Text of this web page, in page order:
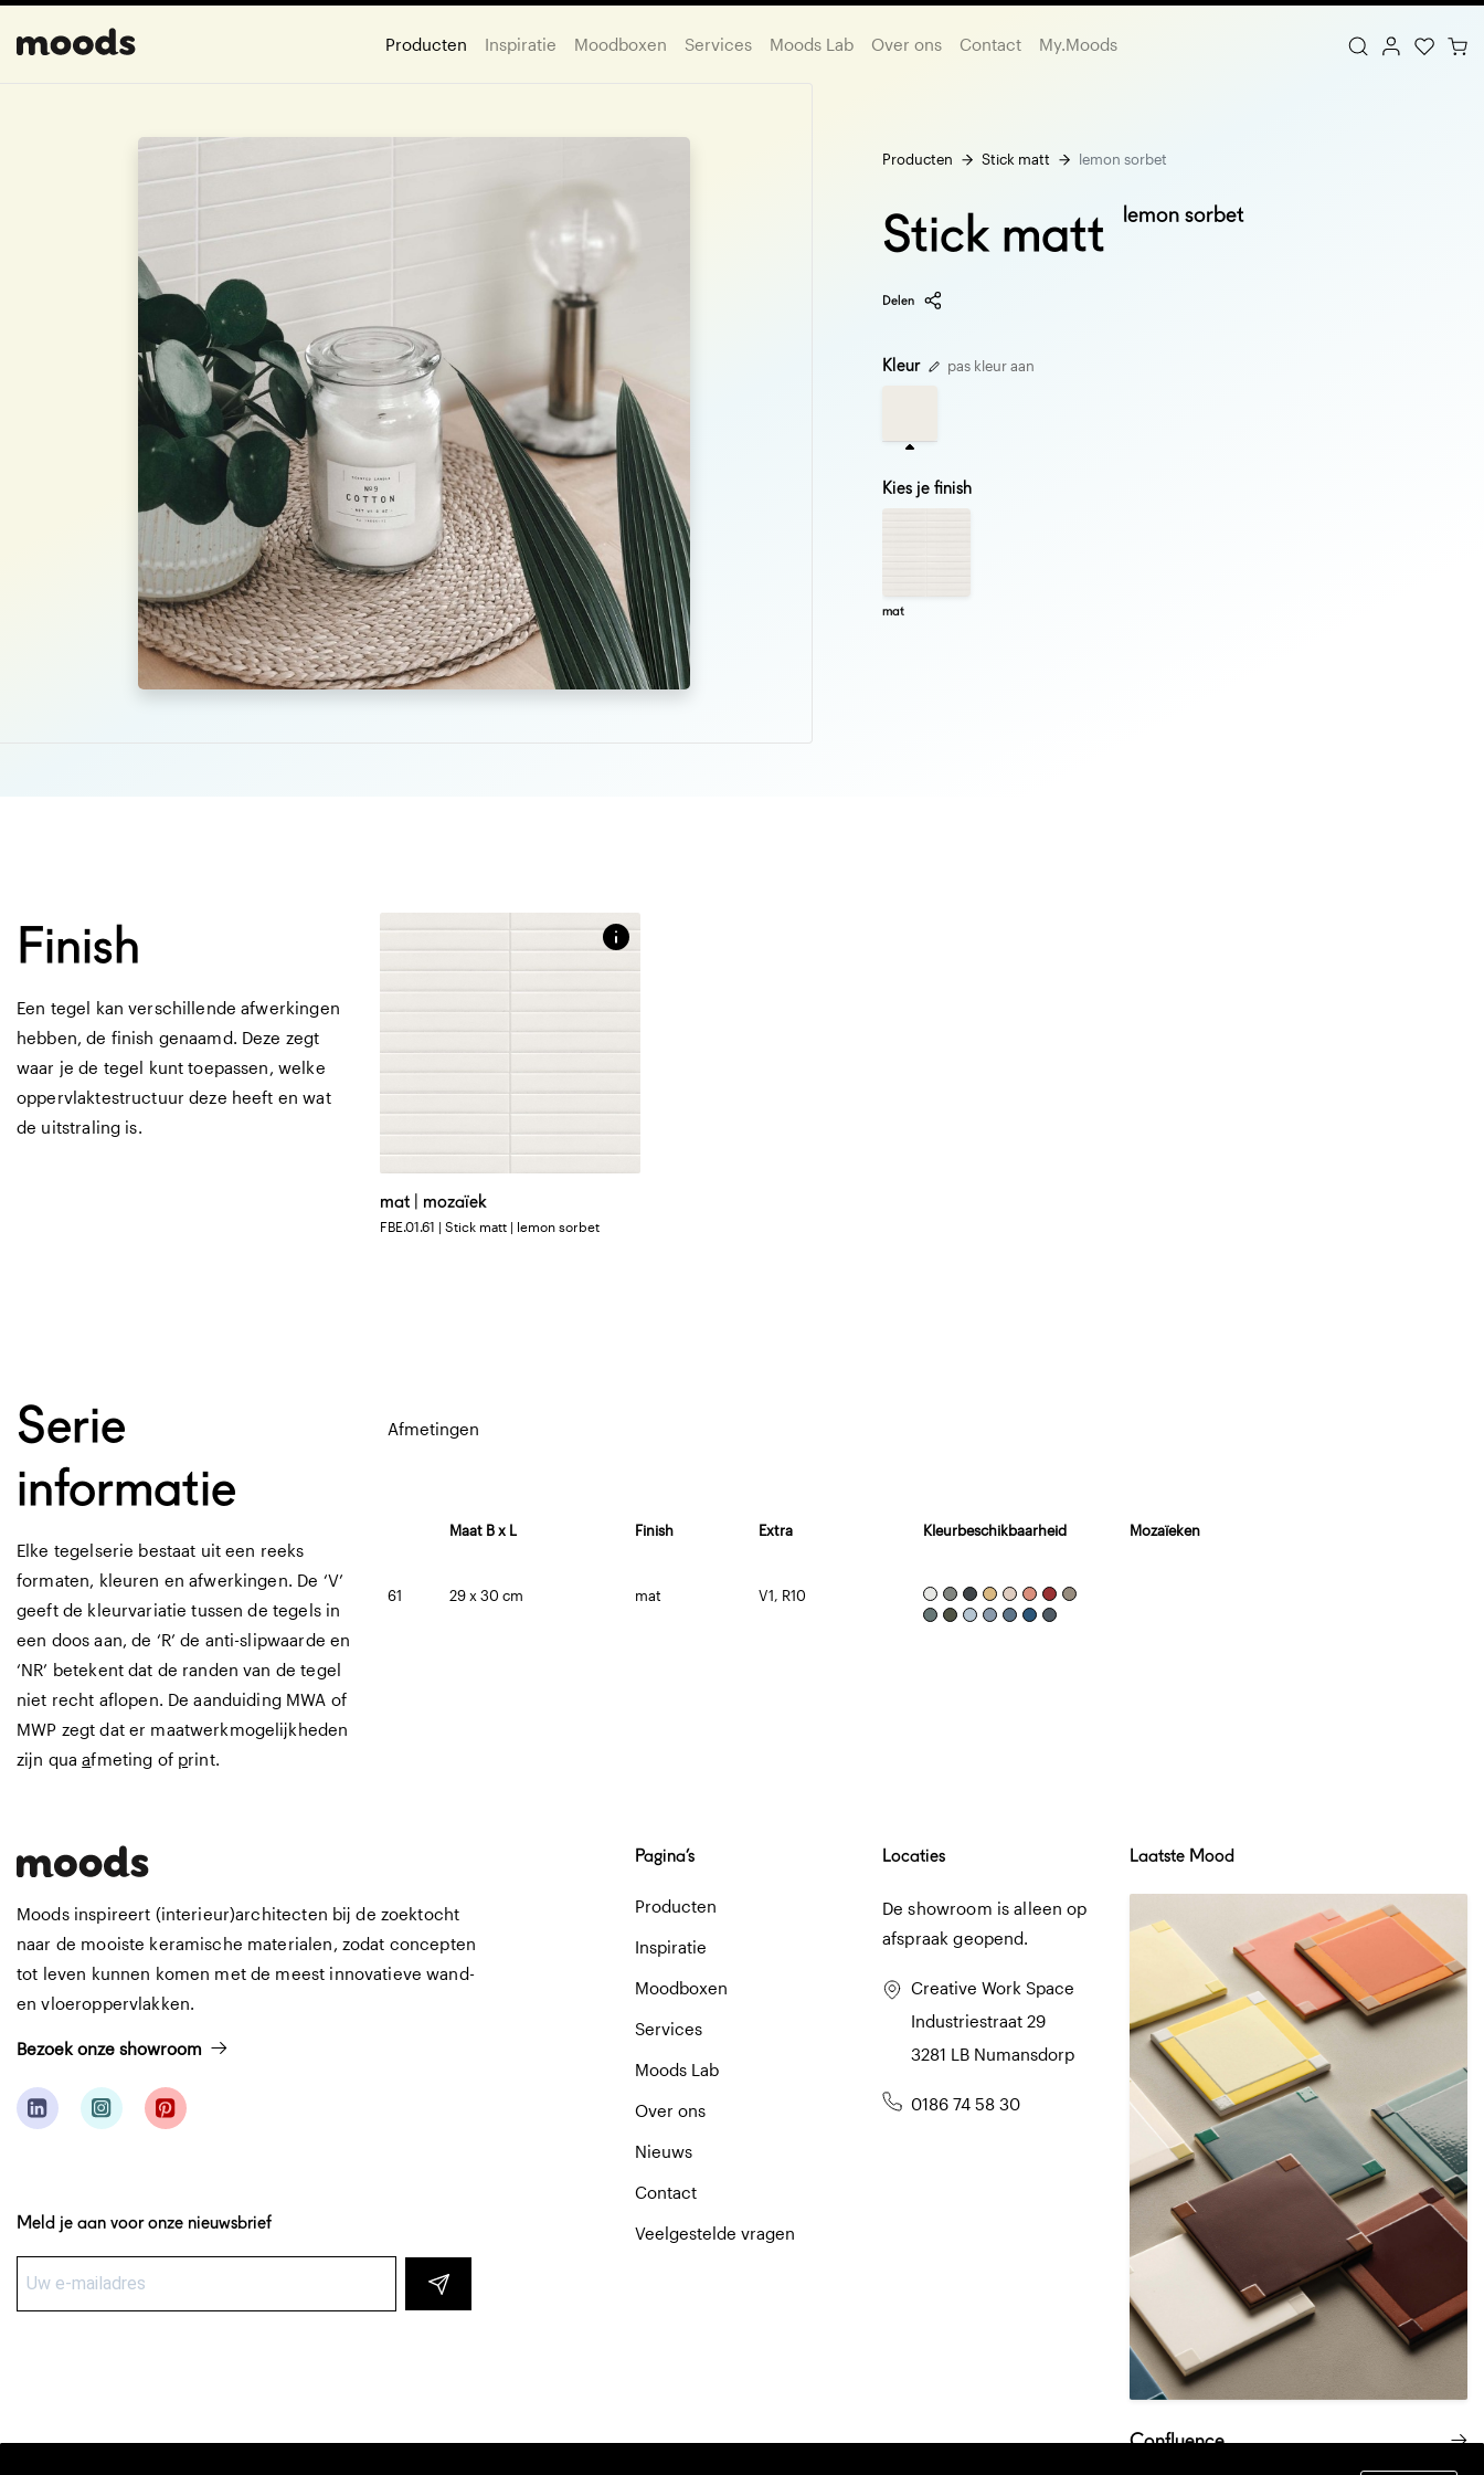
Producten Inspiratie Moodboxen Services Moods Lab Over ons Contact My.Moods
Producten Stick matt lemon sorbet
Stick matt lemon sorbet
Delen
Kleur pas kleur aan
Kies je finish
mat
Finish
Een tegel kan verschillende afwerkingen
hebben, de finish genaamd. Deze zegt
waar je de tegel kunt toepassen, welke
oppervlaktestructuur deze heeft en wat
de uitstraling is.
mat | mozaïek
FBE.01.61 | Stick matt | lemon sorbet
Serie
informatie
Elke tegelserie bestaat uit een reeks
formaten, kleuren en afwerkingen. De ‘V’
geeft de kleurvariatie tussen de tegels in
een doos aan, de ‘R’ de anti-slipwaarde en
‘NR’ betekent dat de randen van de tegel
niet recht aflopen. De aanduiding MWA of
MWP zegt dat er maatwerkmogelijkheden
zijn quaafmeting of print.
Afmetingen
Maat B x L Finish Extra Kleurbeschikbaarheid
61 29 x 30 cm mat V1, R10
Mozaïeken
Moods inspireert (interieur)architecten bij de zoektocht
naar de mooiste keramische materialen, zodat concepten
tot leven kunnen komen met de meest innovatieve wand-
en vloeroppervlakken.
Bezoek onze showroom
Meld je aan voor onze nieuwsbrief
Laatste Mood
Confluence
Pagina’s
Producten
Inspiratie
Moodboxen
Services
Moods Lab
Over ons
Nieuws
Contact
Veelgestelde vragen
Locaties
De showroom is alleen op
afspraak geopend.
Creative Work Space
Industriestraat 29
3281 LB Numansdorp
0186 74 58 30